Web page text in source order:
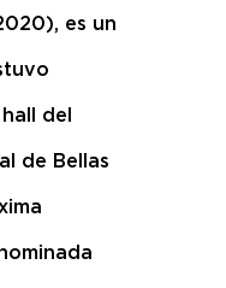
es un
del
de Bellas